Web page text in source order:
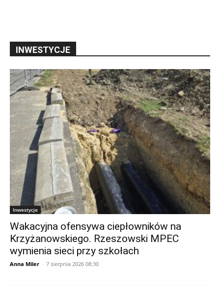
INWESTYCJE
Inwestycje
Wakacyjna ofensywa ciepłowników na
Krzyżanowskiego. Rzeszowski MPEC
wymienia sieci przy szkołach
Anna Miler - 7 sierpnia 2026 08:30